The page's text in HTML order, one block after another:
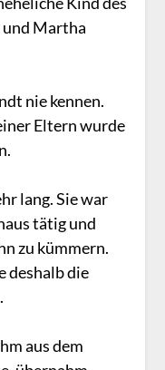
Martha
nie kennen.
Eltern wurde
lang. Sie war
tätig und
zu kümmern.
deshalb die
aus dem